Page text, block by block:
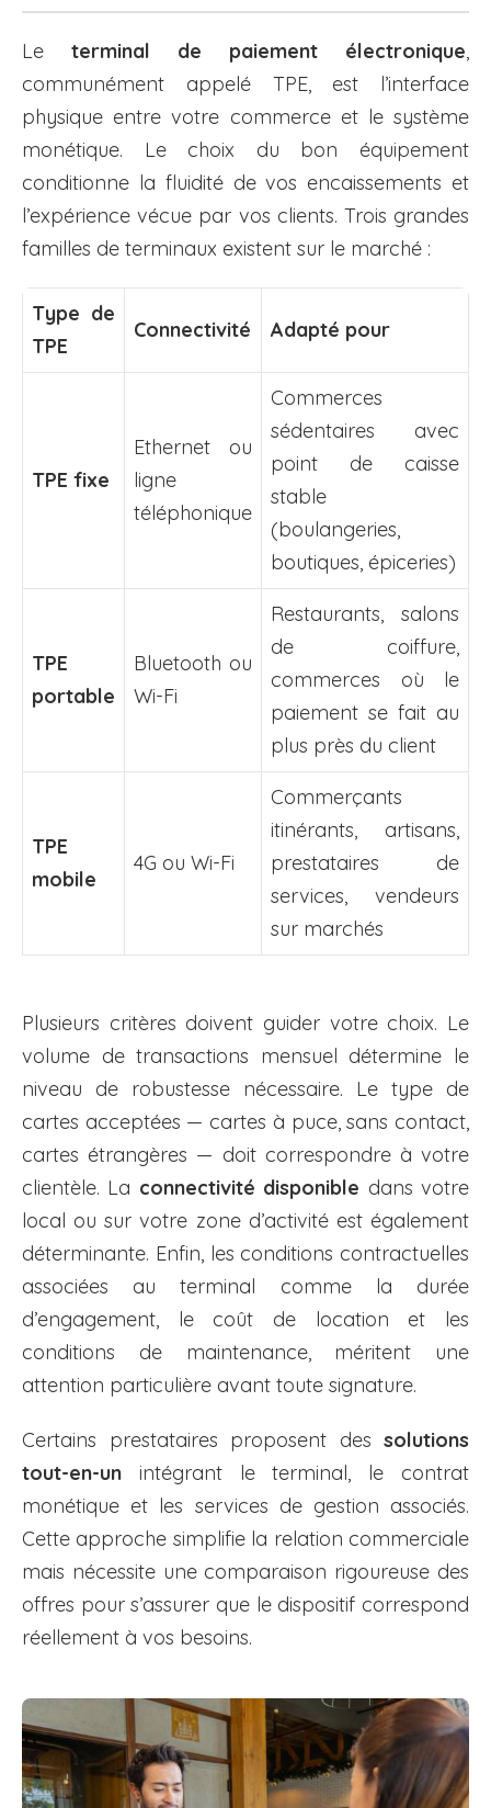
Le terminal de paiement électronique,
communément appelé TPE, est l’interface
physique entre votre commerce et le système
monétique. Le choix du bon équipement
conditionne la fluidité de vos encaissements et
l’expérience vécue par vos clients. Trois grandes
familles de terminaux existent sur le marché :
Type de
TPE
Connectivité Adapté pour
TPE fixe
Ethernet ou
ligne
téléphonique
Commerces
sédentaires avec
point de caisse
stable
(boulangeries,
boutiques, épiceries)
TPE
portable
Bluetooth ou
Wi-Fi
Restaurants, salons
de coiffure,
commerces où le
paiement se fait au
plus près du client
TPE
mobile
4G ou Wi-Fi
Commerçants
itinérants, artisans,
prestataires de
services, vendeurs
sur marchés
Plusieurs critères doivent guider votre choix. Le
volume de transactions mensuel détermine le
niveau de robustesse nécessaire. Le type de
cartes acceptées — cartes à puce, sans contact,
cartes étrangères — doit correspondre à votre
clientèle. La connectivité disponible dans votre
local ou sur votre zone d’activité est également
déterminante. Enfin, les conditions contractuelles
associées au terminal comme la durée
d’engagement, le coût de location et les
conditions de maintenance, méritent une
attention particulière avant toute signature.
Certains prestataires proposent des solutions
tout-en-un intégrant le terminal, le contrat
monétique et les services de gestion associés.
Cette approche simplifie la relation commerciale
mais nécessite une comparaison rigoureuse des
offres pour s’assurer que le dispositif correspond
réellement à vos besoins.